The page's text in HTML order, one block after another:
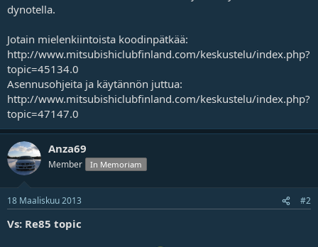
dynotella.
Jotain mielenkiintoista koodinpätkää:
http://www.mitsubishiclubfinland.com/keskustelu/index.php?
topic=45134.0
Asennusohjeita ja käytännön juttua:
http://www.mitsubishiclubfinland.com/keskustelu/index.php?
topic=47147.0
Anza69
Member In Memoriam
18 Maaliskuu 2013 #2
Vs: Re85 topic